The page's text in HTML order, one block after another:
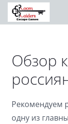
Обзор
Рекомендуем
одну из
title Mark
settings
zoom_out Zoom